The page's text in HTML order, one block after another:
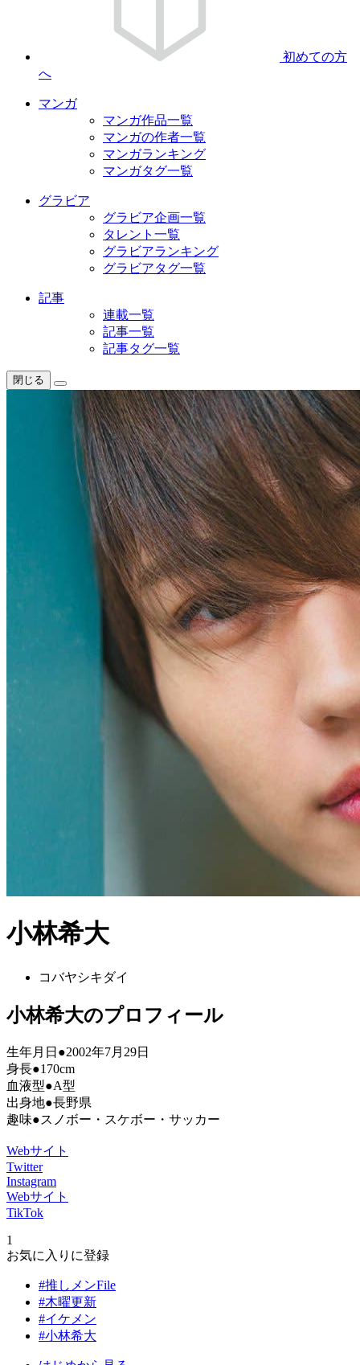
初めての方
へ
マンガ
マンガ作品一覧
マンガの作者一覧
マンガランキング
マンガタグ一覧
グラビア
グラビア企画一覧
タレント一覧
グラビアランキング
グラビアタグ一覧
記事
連載一覧
記事一覧
記事タグ一覧
閉じる
小林希大
コバヤシキダイ
小林希大のプロフィール
生年月日●2002年7月29日
身長●170cm
血液型●A型
出身地●長野県
趣味●スノボー・スケボー・サッカー
Webサイト
Twitter
Instagram
Webサイト
TikTok
1
お気に入りに登録
#推しメンFile
#木曜更新
#イケメン
#小林希大